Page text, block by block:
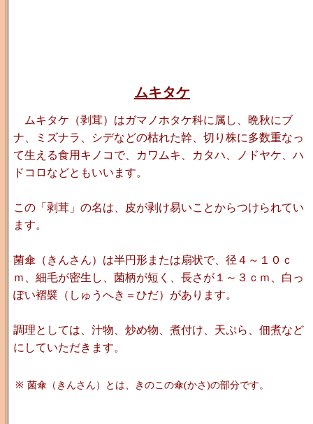
ムキタケ
ムキタケ（剥茸）はガマノホタケ科に属し、晩秋にブ
ナ、ミズナラ、シデなどの枯れた幹、切り株に多数重なっ
て生える食用キノコで、カワムキ、カタハ、ノドヤケ、ハ
ドコロなどともいいます。
この「剥茸」の名は、皮が剥け易いことからつけられてい
ます。
菌傘（きんさん）は半円形または扇状で、径４～１０ｃ
ｍ、細毛が密生し、菌柄が短く、長さが１～３ｃｍ、白っ
ぽい褶襞（しゅうへき＝ひだ）があります。
調理としては、汁物、炒め物、煮付け、天ぷら、佃煮など
にしていただきます。
※ 菌傘（きんさん）とは、きのこの傘(かさ)の部分です。